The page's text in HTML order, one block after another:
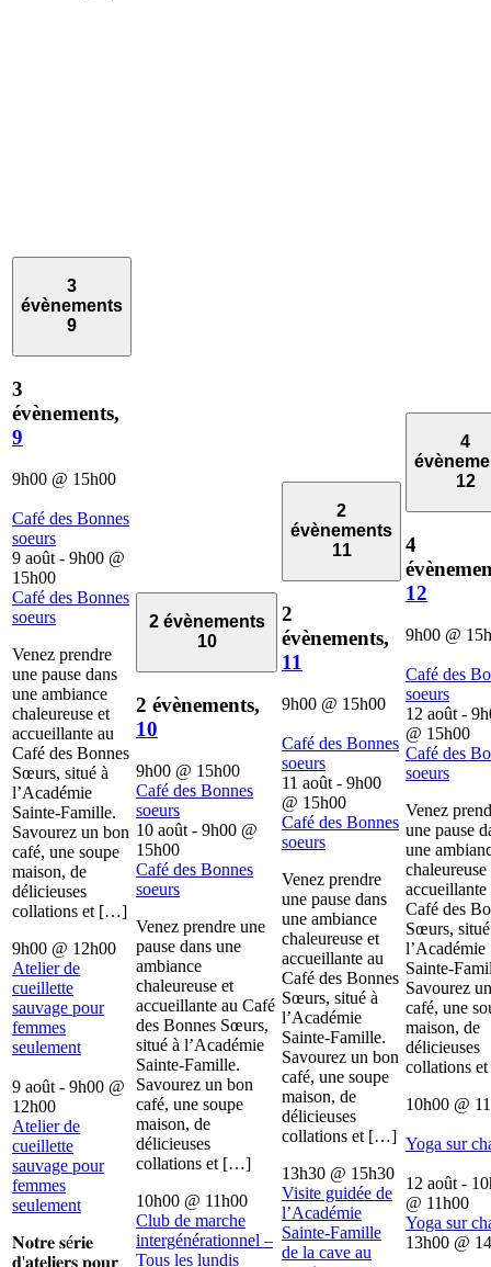
3
évènements
9
3
évènements,
9
9h00 @ 15h00
Café des Bonnes
soeurs
9 août - 9h00 @
15h00
Café des Bonnes
soeurs
Venez prendre
une pause dans
une ambiance
chaleureuse et
accueillante au
Café des Bonnes
Sœurs, situé à
l’Académie
Sainte-Famille.
Savourez un bon
café, une soupe
maison, de
délicieuses
collations et […]
9h00 @ 12h00
Atelier de
cueillette
sauvage pour
femmes
seulement
9 août - 9h00 @
12h00
Atelier de
cueillette
sauvage pour
femmes
seulement
𝐍𝐨𝐭𝐫𝐞 𝐬é𝐫𝐢𝐞
𝐝'𝐚𝐭𝐞𝐥𝐢𝐞𝐫𝐬 𝐩𝐨𝐮𝐫
2 évènements
10
2 évènements,
10
9h00 @ 15h00
Café des Bonnes
soeurs
10 août - 9h00 @
15h00
Café des Bonnes
soeurs
Venez prendre une
pause dans une
ambiance
chaleureuse et
accueillante au Café
des Bonnes Sœurs,
situé à l’Académie
Sainte-Famille.
Savourez un bon
café, une soupe
maison, de
délicieuses
collations et […]
10h00 @ 11h00
Club de marche
intergénérationnel –
Tous les lundis
2
évènements
11
2
évènements,
11
9h00 @ 15h00
Café des Bonnes
soeurs
11 août - 9h00
@ 15h00
Café des Bonnes
soeurs
Venez prendre
une pause dans
une ambiance
chaleureuse et
accueillante au
Café des Bonnes
Sœurs, situé à
l’Académie
Sainte-Famille.
Savourez un bon
café, une soupe
maison, de
délicieuses
collations et […]
13h30 @ 15h30
Visite guidée de
l’Académie
Sainte-Famille
de la cave au
4
12
4
12
9h00 @
Café des
soeurs
12 août -
@ 15h00
Café des
soeurs
Venez
une pause
une
chaleureuse
accueillante
Café des
Sœurs,
l’Académie
Sainte-
Savourez
café, une
maison, de
délicieuses
collations
10h00 @
Yoga sur
12 août -
@ 11h00
Yoga sur
13h00 @